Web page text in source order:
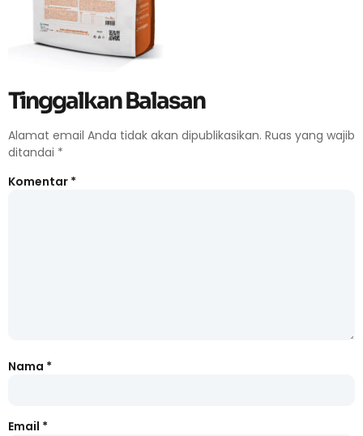
Tinggalkan Balasan
Alamat email Anda tidak akan dipublikasikan. Ruas yang wajib
ditandai *
Komentar *
Nama *
Email *